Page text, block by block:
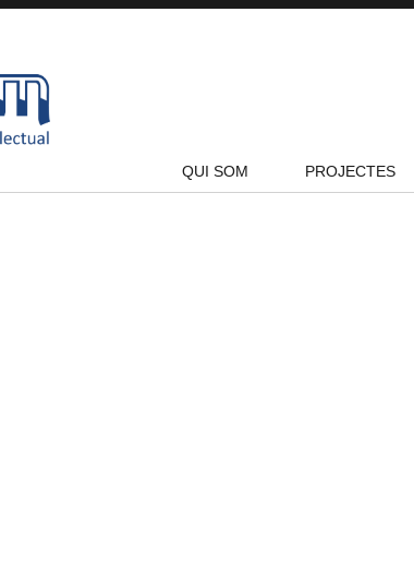
QUI SOM PROJECTES